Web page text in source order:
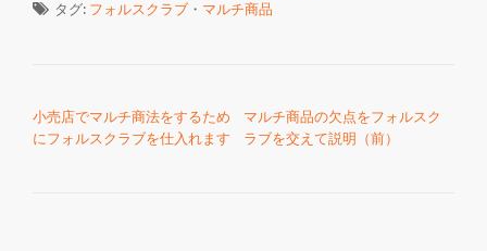
タグ: フォルスクラブ ・ マルチ商品
小売店でマルチ商法をするため
にフォルスクラブを仕入れます
マルチ商品の欠点をフォルスク
ラブを交えて説明（前）